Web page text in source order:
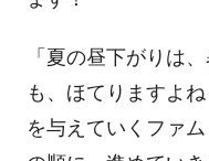
「夏の昼下がりは
も、ほてりますよ
を与えていくファ